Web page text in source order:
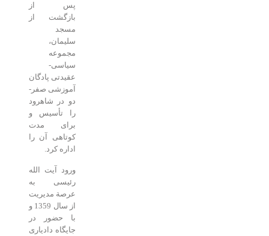
پس از
بازگشت از
سلیمان،
مجموعه
سیاسی-
عقیدتی پادگان
آموزشی صفر-
دو در شاهرود
را تأسیس و
برای مدت
کوتاهی آن را
اداره کرد.
ورود آیت الله
رئیسی به
عرصة مدیریت
از سال 1359 و
با حضور در
جایگاه دادیاری